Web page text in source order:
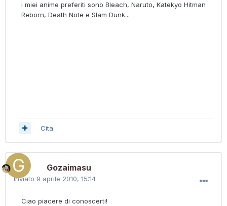
i miei anime preferiti sono Bleach, Naruto, Katekyo Hitman
Reborn, Death Note e Slam Dunk...
Cita
Gozaimasu
Inviato 9 aprile 2010, 15:14
Ciao piacere di conoscerti!